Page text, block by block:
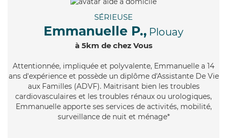
SÉRIEUSE
Emmanuelle P., Plouay
à 5km de chez Vous
Attentionnée, impliquée et polyvalente, Emmanuelle a 14
ans d'expérience et possède un diplôme d'Assistante De Vie
aux Familles (ADVF). Maitrisant bien les troubles
cardiovasculaires et les troubles rénaux ou urologiques,
Emmanuelle apporte ses services de activités, mobilité,
surveillance de nuit et ménage*